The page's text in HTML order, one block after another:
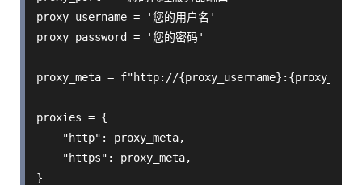
proxy_username = '您的用户名'
proxy_password = '您的密码'
proxy_meta = f"http://
proxies = {
    "http": proxy_meta,
    "https": proxy_meta,
}